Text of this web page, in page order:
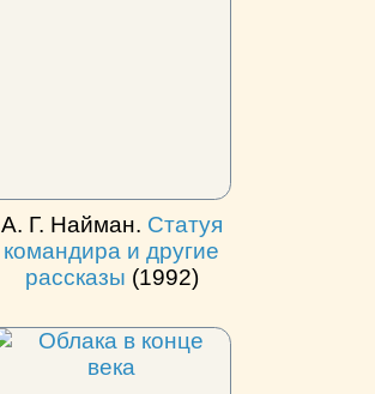
А. Г. Найман. Статуя
командира и другие
рассказы (1992)